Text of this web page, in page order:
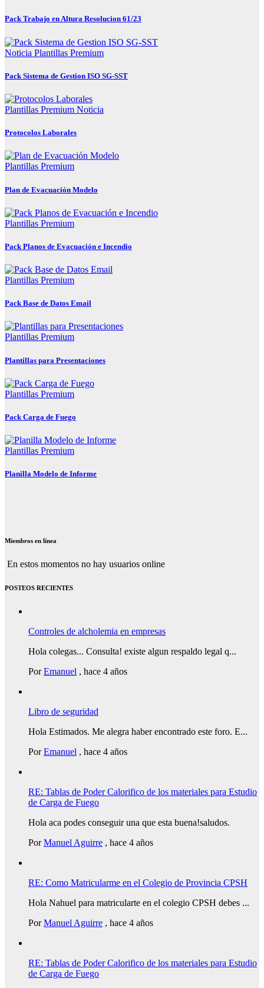
Pack Trabajo en Altura Resolucion 61/23
Noticia Plantillas Premium
Pack Sistema de Gestion ISO SG-SST
Plantillas Premium Noticia
Protocolos Laborales
Plantillas Premium
Plan de Evacuación Modelo
Plantillas Premium
Pack Planos de Evacuación e Incendio
Plantillas Premium
Pack Base de Datos Email
Plantillas Premium
Plantillas para Presentaciones
Plantillas Premium
Pack Carga de Fuego
Plantillas Premium
Planilla Modelo de Informe
Miembros en línea
En estos momentos no hay usuarios online
POSTEOS RECIENTES
Controles de alcholemia en empresas
Hola colegas... Consulta! existe algun respaldo legal q...
PorEmanuel , hace 4 años
Libro de seguridad
Hola Estimados. Me alegra haber encontrado este foro. E...
PorEmanuel , hace 4 años
RE: Tablas de Poder Calorifico de los materiales para Estudio
de Carga de Fuego
Hola aca podes conseguir una que esta buena!saludos.
PorManuel Aguirre , hace 4 años
RE: Como Matricularme en el Colegio de Provincia CPSH
Hola Nahuel para matricularte en el colegio CPSH debes ...
PorManuel Aguirre , hace 4 años
RE: Tablas de Poder Calorifico de los materiales para Estudio
de Carga de Fuego